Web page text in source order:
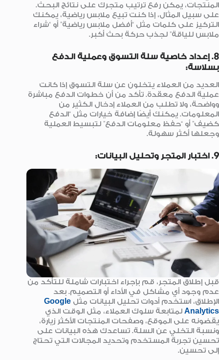
المنتجات، يمكن رفع ترتيب متجرك على نتائج البحث.
على سبيل المثال، إذا كنت تبيع ملابس رياضية، يمكنك
التركيز على كلمات مثل “أفضل ملابس رياضية” أو “شراء
ملابس للياقة” لجذب حركة بحث أكبر.
8. إعداد خاصية سلة التسوق وعملية الدفع
بسلاسة:
العديد من العملاء يتخلون عن سلة التسوق إذا كانت
عملية الدفع معقدة. تأكد من أن خطوات الدفع مباشرة
وواضحة، ولا تطلب من العملاء إدخال الكثير من
المعلومات. يمكنك أيضًا إضافة خيارات مثل “الدفع
كضيف” أو “حفظ معلومات الدفع” لتبسيط العملية
وجعلها أكثر سهولة.
9. اختبار المتجر وتحليل البيانات:
قبل إطلاق المتجر، قم بإجراء اختبارات شاملة للتأكد من
عدم وجود أي مشاكل في الأداء أو التصميم. بعد
الإطلاق، استخدم أدوات تحليل البيانات مثل Google
Analytics لمتابعة سلوك العملاء، مثل الوقت الذي
يقضونه على الموقع، وصفحات المنتجات الأكثر زيارة،
ونسبة التخلي عن السلة. تساعدك هذه البيانات على
تحسين تجربة المستخدم وتحديد المجالات التي تحتاج
إلى تحسين.